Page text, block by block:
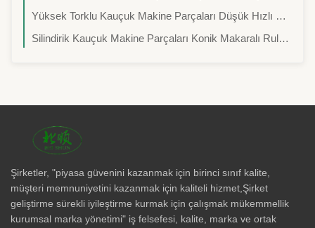
Yüksek Torklu Kauçuk Makine Parçaları Düşük Hızlı Kauçuk Makine Redüktörü
Silindirik Kauçuk Makine Parçaları Konik Makaralı Rulman SGS
Şirketler, "piyasa güvenini kazanmak için birinci sınıf kalite,
müşteri memnuniyetini kazanmak için kaliteli hizmet,Şirket
geliştirme sürekli iyileştirme kurmak için çalışmak mükemmellik
kurumsal marka yönetimi" iş felsefesi, kalite, marka ve ortak